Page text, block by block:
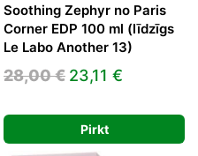
Soothing Zephyr no Paris
Corner EDP 100 ml (līdzīgs
Le Labo Another 13)
28,00€ Original
was:
28,00 €.
23,11 €
23,11 €.
Pirkt